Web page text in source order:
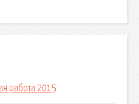
работа 2015